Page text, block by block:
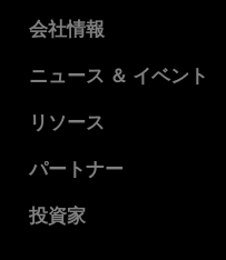
会社情報
AMD について
企業責任
キャリア
お問い合わせ
ニュース ＆ イベント
ニュースルーム
メディア ライブラリ
リソース
デベロッパー セントラル
ケース スタディ
パートナー
AMD パートナー ハブ
投資家